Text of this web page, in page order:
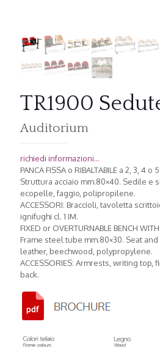
TR1900
Auditorium
richiedi informazioni...
PANCA FISSA o RIBALTABILE a 2, 3, 4 o
Struttura acciaio mm.80×40. Sedile e
ecopelle, faggio, polipropilene.
ACCESSORI: Braccioli, tavoletta
ignifughi cl. 1 IM.
FIXED or OVERTURNABLE BENCH
Frame steel tube mm.80×30. Seat
leather, beechwood, polypropylene.
ACCESSORIES: Armrests, writing top,
back.